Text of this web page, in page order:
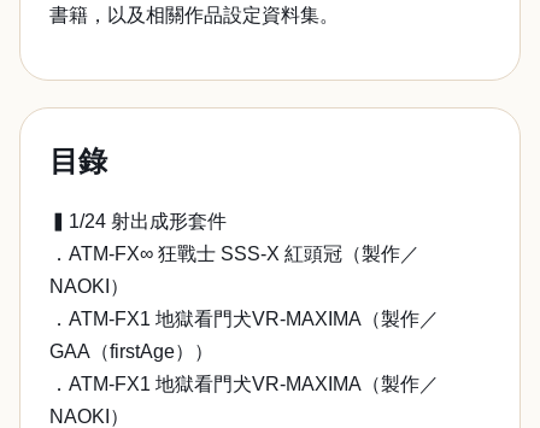
書籍，以及相關作品設定資料集。
目錄
▍1/24 射出成形套件
．ATM-FX∞ 狂戰士 SSS-X 紅頭冠（製作／
NAOKI）
．ATM-FX1 地獄看門犬VR-MAXIMA（製作／
GAA（firstAge））
．ATM-FX1 地獄看門犬VR-MAXIMA（製作／
NAOKI）